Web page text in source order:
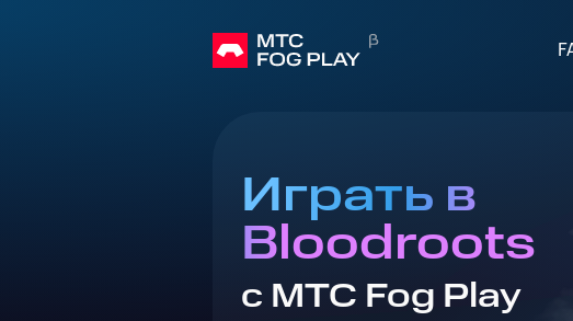
Играть в
Bloodroots
с МТС Fog Play